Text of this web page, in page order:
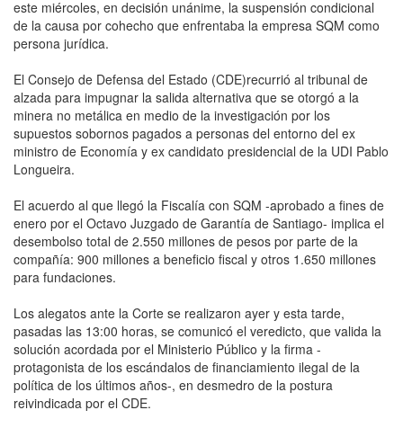
este miércoles, en decisión unánime, la suspensión condicional
de la causa por cohecho que enfrentaba la empresa SQM como
persona jurídica.
El Consejo de Defensa del Estado (CDE)recurrió al tribunal de
alzada para impugnar la salida alternativa que se otorgó a la
minera no metálica en medio de la investigación por los
supuestos sobornos pagados a personas del entorno del ex
ministro de Economía y ex candidato presidencial de la UDI Pablo
Longueira.
El acuerdo al que llegó la Fiscalía con SQM -aprobado a fines de
enero por el Octavo Juzgado de Garantía de Santiago- implica el
desembolso total de 2.550 millones de pesos por parte de la
compañía: 900 millones a beneficio fiscal y otros 1.650 millones
para fundaciones.
Los alegatos ante la Corte se realizaron ayer y esta tarde,
pasadas las 13:00 horas, se comunicó el veredicto, que valida la
solución acordada por el Ministerio Público y la firma -
protagonista de los escándalos de financiamiento ilegal de la
política de los últimos años-, en desmedro de la postura
reivindicada por el CDE.